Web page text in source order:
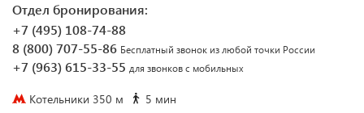
Отдел бронирования:
+7 (495) 108-74-88
8 (800) 707-55-86 Бесплатный звонок из любой точки России
+7 (963) 615-33-55 для звонков с мобильных
Котельники 350 м
5 мин